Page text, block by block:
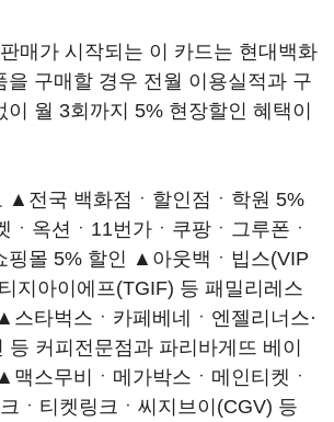
매가 시작되는 이 카드는 현대백화
을 구매할 경우 전월 이용실적과 구
월 3회까지 5% 현장할인 혜택이
▲전국 백화점ㆍ할인점ㆍ학원 5%
옥션ㆍ11번가ㆍ쿠팡ㆍ그루폰ㆍ
핑몰 5% 할인 ▲아웃백ㆍ빕스(VIP
지아이에프(TGIF) 등 패밀리레스
스타벅스ㆍ카페베네ㆍ엔젤리너스·
등 커피전문점과 파리바게뜨 베이
스무비ㆍ메가박스ㆍ메인티켓ㆍ
ㆍ티켓링크ㆍ씨지브이(CGV) 등